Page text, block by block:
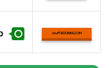
จองที่ BOOKING.COM